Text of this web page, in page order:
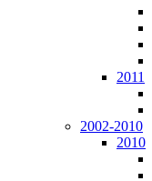
2011
2002-2010
2010